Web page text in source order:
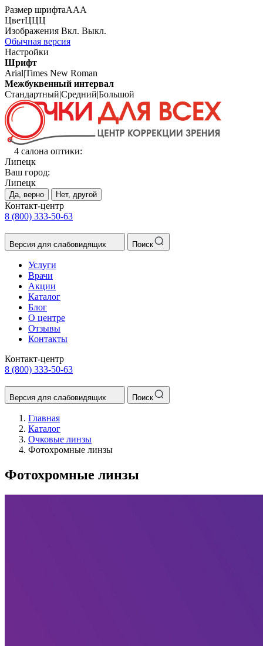
Размер шрифтаААА
ЦветЦЦЦ
Изображения Вкл. Выкл.
Обычная версия
Настройки
Шрифт
Arial|Times New Roman
Межбуквенный интервал
Стандартный|Средний|Большой
4 салона оптики:
Липецк
Ваш город:
Липецк
Да, верно Нет, другой
Контакт-центр
8 (800) 333-50-63
Версия для слабовидящих Поиск
Услуги
Врачи
Акции
Каталог
Блог
О центре
Отзывы
Контакты
Контакт-центр
8 (800) 333-50-63
Версия для слабовидящих Поиск
Главная
Каталог
Очковые линзы
Фотохромные линзы
Фотохромные линзы